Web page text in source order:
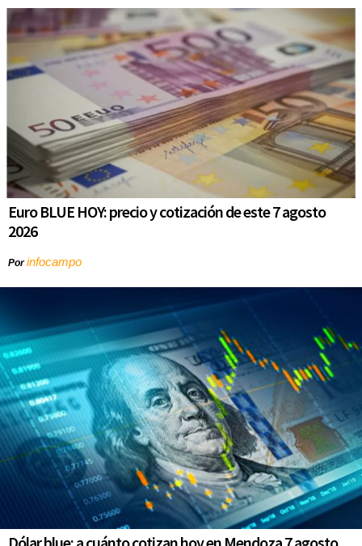
Euro BLUE HOY: precio y cotización de este 7 agosto
2026
Porinfocampo